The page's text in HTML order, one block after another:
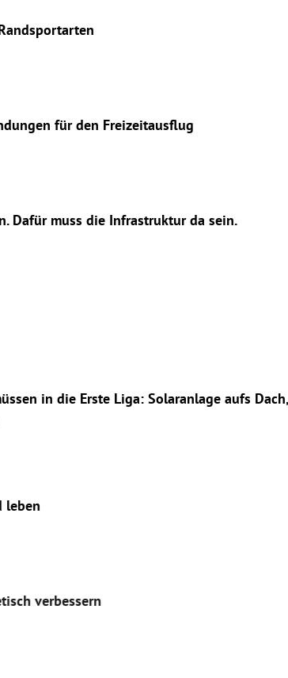
für den Freizeitausflug
Dafür muss die Infrastruktur da sein.
in die Erste Liga: Solaranlage aufs
leben
verbessern